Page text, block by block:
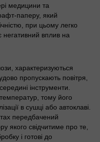
медицини та
паперу, який
при цьому легко
негативний вплив на
характеризуються
пропускають повітря,
інструменти.
тому його
в сушці або автоклаві.
передбачений
якого свідчитиме про те,
і готові до